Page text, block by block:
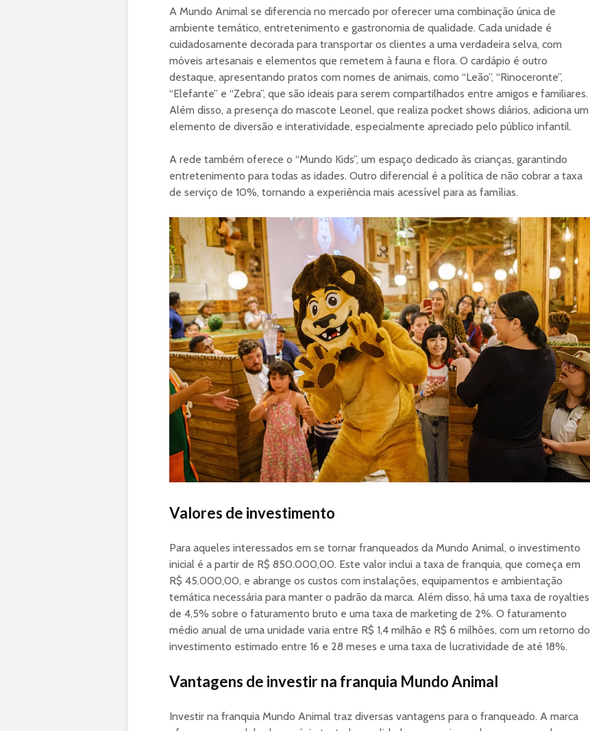
A Mundo Animal se diferencia no mercado por oferecer uma combinação única de
ambiente temático, entretenimento e gastronomia de qualidade. Cada unidade é
cuidadosamente decorada para transportar os clientes a uma verdadeira selva, com
móveis artesanais e elementos que remetem à fauna e flora. O cardápio é outro
destaque, apresentando pratos com nomes de animais, como “Leão”, “Rinoceronte”,
“Elefante” e “Zebra”, que são ideais para serem compartilhados entre amigos e familiares.
Além disso, a presença do mascote Leonel, que realiza pocket shows diários, adiciona um
elemento de diversão e interatividade, especialmente apreciado pelo público infantil.
A rede também oferece o “Mundo Kids”, um espaço dedicado às crianças, garantindo
entretenimento para todas as idades. Outro diferencial é a política de não cobrar a taxa
de serviço de 10%, tornando a experiência mais acessível para as famílias.
Valores de investimento
Para aqueles interessados em se tornar franqueados da Mundo Animal, o investimento
inicial é a partir de R$ 850.000,00. Este valor inclui a taxa de franquia, que começa em
R$ 45.000,00, e abrange os custos com instalações, equipamentos e ambientação
temática necessária para manter o padrão da marca. Além disso, há uma taxa de royalties
de 4,5% sobre o faturamento bruto e uma taxa de marketing de 2%. O faturamento
médio anual de uma unidade varia entre R$ 1,4 milhão e R$ 6 milhões, com um retorno do
investimento estimado entre 16 e 28 meses e uma taxa de lucratividade de até 18%.
Vantagens de investir na franquia Mundo Animal
Investir na franquia Mundo Animal traz diversas vantagens para o franqueado. A marca